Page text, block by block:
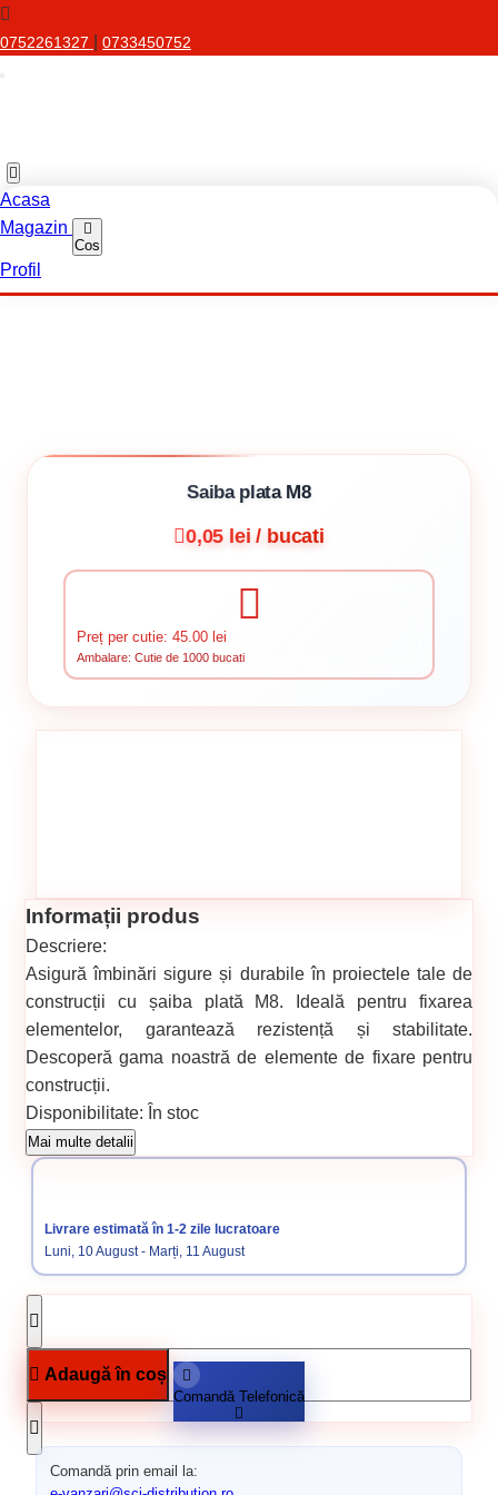
0752261327 0733450752
Acasa
Magazin
Cos
Profil
Saiba plata M8
0,05 lei / bucati
Preț per cutie: 45.00 lei
Ambalare: Cutie de 1000 bucati
Informații produs
Descriere:
Asigură îmbinări sigure și durabile în proiectele tale de
construcții cu șaiba plată M8. Ideală pentru fixarea
elementelor, garantează rezistență și stabilitate.
Descoperă gama noastră de elemente de fixare pentru
construcții.
Disponibilitate: În stoc
Cod produs: 642
Categorii:
Mai multe detalii
Livrare estimată în 1-2 zile lucratoare
Luni, 10 August - Marți, 11 August
Adaugă în coș
Comandă Telefonică
Comandă prin email la: